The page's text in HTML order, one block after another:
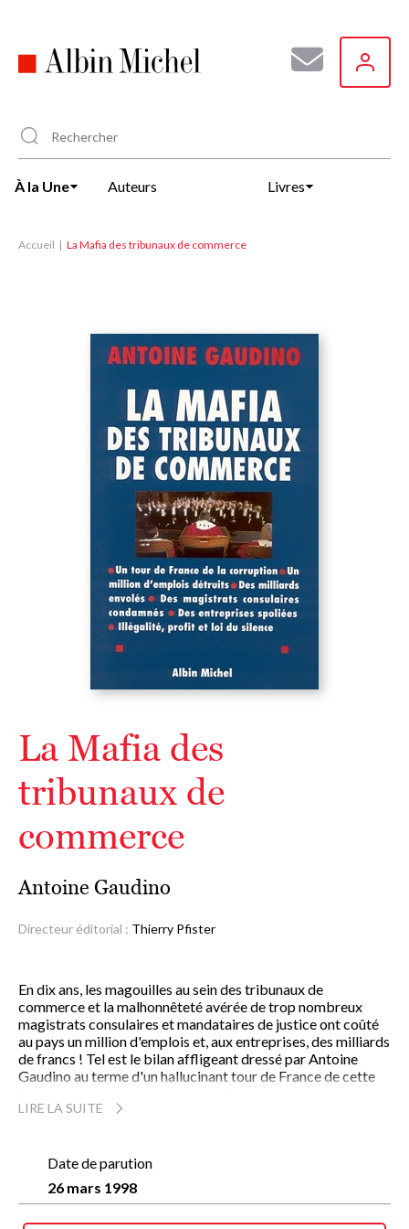
principal
À la Une Auteurs Livres
Accueil La Mafia des tribunaux de commerce
La Mafia des
tribunaux de
commerce
Antoine Gaudino
Directeur éditorial : Thierry Pfister
En dix ans, les magouilles au sein des tribunaux de
commerce et la malhonnêteté avérée de trop nombreux
magistrats consulaires et mandataires de justice ont coûté
au pays un million d'emplois et, aux entreprises, des milliards
de francs ! Tel est le bilan affligeant dressé par Antoine
Gaudino au terme d'un hallucinant tour de France de cette
De la Bretagne à la côte méditerranéenne, de Bordeaux à
avait révélé le scandale des financements politiques
occultes, ouvre ses dossiers, dénonce un système perverti,
brosse le portrait sans complaisance de nombreux acteurs
LIRE LA SUITE
Date de parution
26 mars 1998